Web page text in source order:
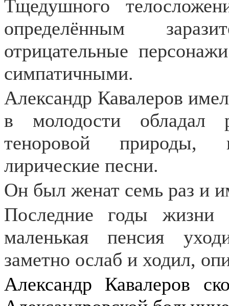
Тщедушного
определённым
отрицательные
симпатичными.
Александр Кавалеров
в молодости обладал
теноровой природы,
лирические песни.
Он был женат семь раз и
Последние годы жизни
маленькая пенсия
заметно ослаб и ходил,
Александр Кавалеров